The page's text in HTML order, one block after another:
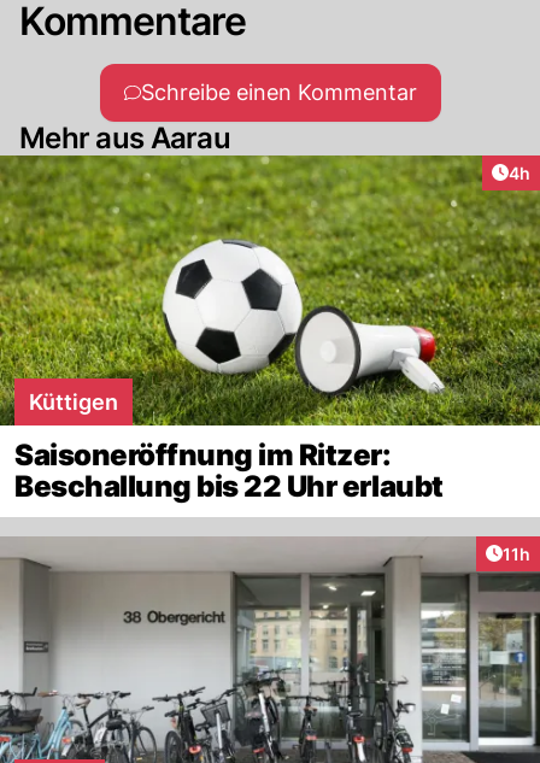
Kommentare
Schreibe einen Kommentar
Mehr aus Aarau
4h
Küttigen
Saisoneröffnung im Ritzer:
Beschallung bis 22 Uhr erlaubt
11h